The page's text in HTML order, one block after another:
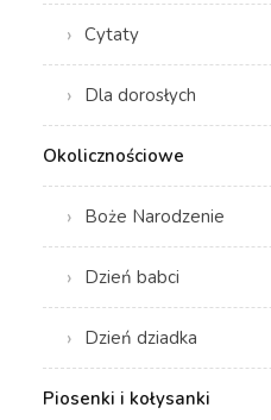
Cytaty
Dla dorosłych
Okolicznościowe
Boże Narodzenie
Dzień babci
Dzień dziadka
Piosenki i kołysanki